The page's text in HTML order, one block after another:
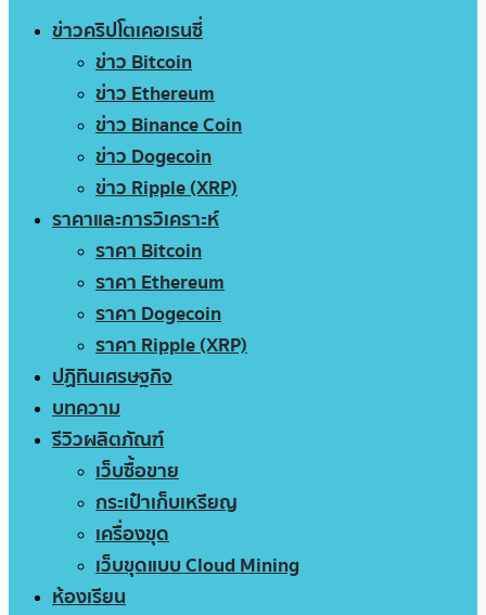
ข่าวคริปโตเคอเรนซี่
ข่าว Bitcoin
ข่าว Ethereum
ข่าว Binance Coin
ข่าว Dogecoin
ข่าว Ripple (XRP)
ราคาและการวิเคราะห์
ราคา Bitcoin
ราคา Ethereum
ราคา Dogecoin
ราคา Ripple (XRP)
ปฏิทินเศรษฐกิจ
บทความ
รีวิวผลิตภัณฑ์
เว็บซื้อขาย
กระเป๋าเก็บเหรียญ
เครื่องขุด
เว็บขุดแบบ Cloud Mining
ห้องเรียน